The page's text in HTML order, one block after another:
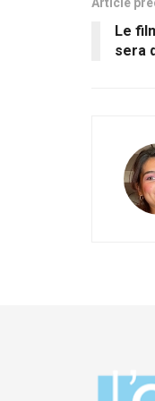
Article
Le
sera